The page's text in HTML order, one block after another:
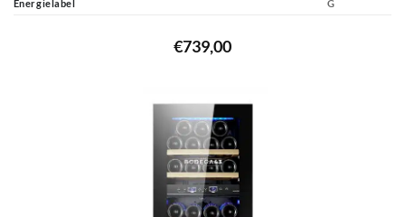
Energielabel G
€739,00